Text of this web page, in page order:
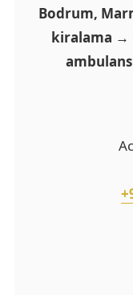
Bodrum,
kiralama →